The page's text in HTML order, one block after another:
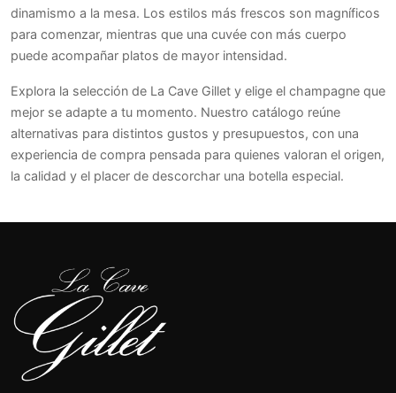
dinamismo a la mesa. Los estilos más frescos son magníficos
para comenzar, mientras que una cuvée con más cuerpo
puede acompañar platos de mayor intensidad.
Explora la selección de La Cave Gillet y elige el champagne que
mejor se adapte a tu momento. Nuestro catálogo reúne
alternativas para distintos gustos y presupuestos, con una
experiencia de compra pensada para quienes valoran el origen,
la calidad y el placer de descorchar una botella especial.